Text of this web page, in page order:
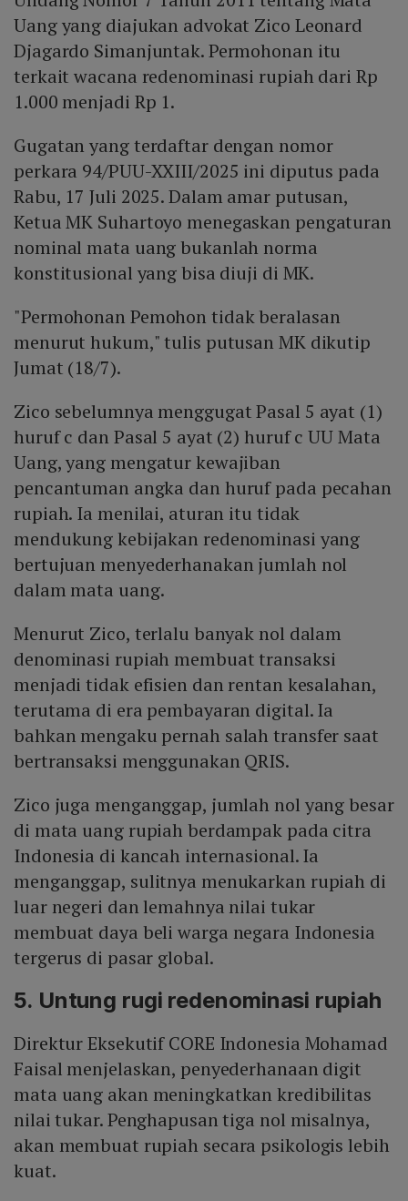
Uang yang diajukan advokat Zico Leonard
Djagardo Simanjuntak. Permohonan itu
terkait wacana redenominasi rupiah dari Rp
1.000 menjadi Rp 1.
Gugatan yang terdaftar dengan nomor
perkara 94/PUU-XXIII/2025 ini diputus pada
Rabu, 17 Juli 2025. Dalam amar putusan,
Ketua MK Suhartoyo menegaskan pengaturan
nominal mata uang bukanlah norma
konstitusional yang bisa diuji di MK.
"Permohonan Pemohon tidak beralasan
menurut hukum," tulis putusan MK dikutip
Jumat (18/7).
Zico sebelumnya menggugat Pasal 5 ayat (1)
huruf c dan Pasal 5 ayat (2) huruf c UU Mata
Uang, yang mengatur kewajiban
pencantuman angka dan huruf pada pecahan
rupiah. Ia menilai, aturan itu tidak
mendukung kebijakan redenominasi yang
bertujuan menyederhanakan jumlah nol
dalam mata uang.
Menurut Zico, terlalu banyak nol dalam
denominasi rupiah membuat transaksi
menjadi tidak efisien dan rentan kesalahan,
terutama di era pembayaran digital. Ia
bahkan mengaku pernah salah transfer saat
bertransaksi menggunakan QRIS.
Zico juga menganggap, jumlah nol yang besar
di mata uang rupiah berdampak pada citra
Indonesia di kancah internasional. Ia
menganggap, sulitnya menukarkan rupiah di
luar negeri dan lemahnya nilai tukar
membuat daya beli warga negara Indonesia
tergerus di pasar global.
5. Untung rugi redenominasi rupiah
Direktur Eksekutif CORE Indonesia Mohamad
Faisal menjelaskan, penyederhanaan digit
mata uang akan meningkatkan kredibilitas
nilai tukar. Penghapusan tiga nol misalnya,
akan membuat rupiah secara psikologis lebih
kuat.